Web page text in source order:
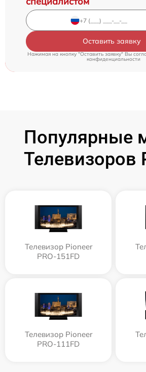
Оставить заявку
Нажимая на кнопку "Оставить заявку" Вы
конфиденциальности
Популярные
Телевизоров
Телевизор Pioneer
PRO-151FD
Телевизор Pioneer
PRO-111FD